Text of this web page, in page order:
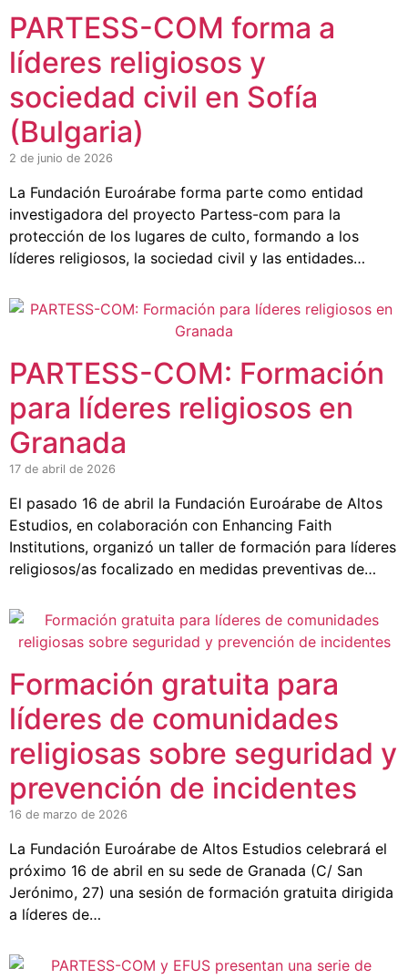
PARTESS-COM forma a
líderes religiosos y
sociedad civil en Sofía
(Bulgaria)
2 de junio de 2026
La Fundación Euroárabe forma parte como entidad
investigadora del proyecto Partess-com para la
protección de los lugares de culto, formando a los
líderes religiosos, la sociedad civil y las entidades…
PARTESS-COM: Formación
para líderes religiosos en
Granada
17 de abril de 2026
El pasado 16 de abril la Fundación Euroárabe de Altos
Estudios, en colaboración con Enhancing Faith
Institutions, organizó un taller de formación para líderes
religiosos/as focalizado en medidas preventivas de…
Formación gratuita para
líderes de comunidades
religiosas sobre seguridad y
prevención de incidentes
16 de marzo de 2026
La Fundación Euroárabe de Altos Estudios celebrará el
próximo 16 de abril en su sede de Granada (C/ San
Jerónimo, 27) una sesión de formación gratuita dirigida
a líderes de…